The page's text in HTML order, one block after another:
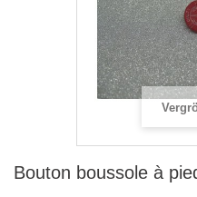
Bouton boussole à